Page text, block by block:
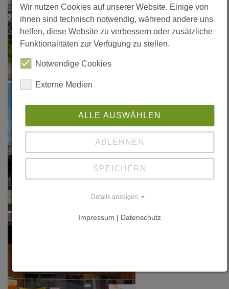
stiftung.de
Wir nutzen Cookies auf unserer Website. Einige von
ihnen sind technisch notwendig, während andere uns
helfen, diese Website zu verbessern oder zusätzliche
Funktionalitäten zur Verfügung zu stellen.
Notwendige Cookies
Externe Medien
ALLE AUSWÄHLEN
ABLEHNEN
SPEICHERN
Details anzeigen
Impressum | Datenschutz